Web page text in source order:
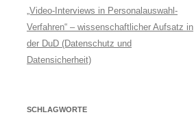
„Video-Interviews in Personalauswahl-
Verfahren“ – wissenschaftlicher Aufsatz in
der DuD (Datenschutz und
Datensicherheit)
SCHLAGWORTE